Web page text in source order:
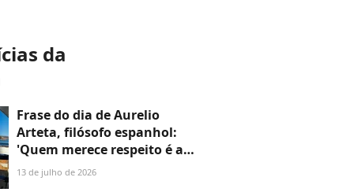
da
Frase do dia de Aurelio
Arteta, filósofo espanhol:
'Quem merece respeito é a
pessoa, e com muita
13 de julho de 2026